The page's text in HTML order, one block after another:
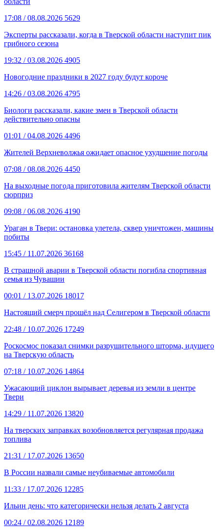
17:08 / 08.08.2026 5629
Эксперты рассказали, когда в Тверской области наступит пик
грибного сезона
19:32 / 03.08.2026 4905
Новогодние праздники в 2027 году будут короче
14:26 / 03.08.2026 4795
Биологи рассказали, какие змеи в Тверской области
действительно опасны
01:01 / 04.08.2026 4496
Жителей Верхневолжья ожидает опасное ухудшение погоды
07:08 / 08.08.2026 4450
На выходные погода приготовила жителям Тверской области
сюрприз
09:08 / 06.08.2026 4190
Ураган в Твери: остановка улетела, сквер уничтожен, машины
побиты
15:45 / 11.07.2026 36168
В страшной аварии в Тверской области погибла спортивная
семья из Чувашии
00:01 / 13.07.2026 18017
Настоящий смерч прошёл над Селигером в Тверской области
22:48 / 10.07.2026 17249
Роскосмос показал снимки разрушительного шторма, идущего
на Тверскую область
07:18 / 10.07.2026 14864
Ужасающий циклон вырывает деревья из земли в центре
Твери
14:29 / 11.07.2026 13820
На тверских заправках возобновляется регулярная продажа
топлива
21:31 / 17.07.2026 13650
В России назвали самые неубиваемые автомобили
11:33 / 17.07.2026 12285
Ильин день: что категорически нельзя делать 2 августа
00:24 / 02.08.2026 12189